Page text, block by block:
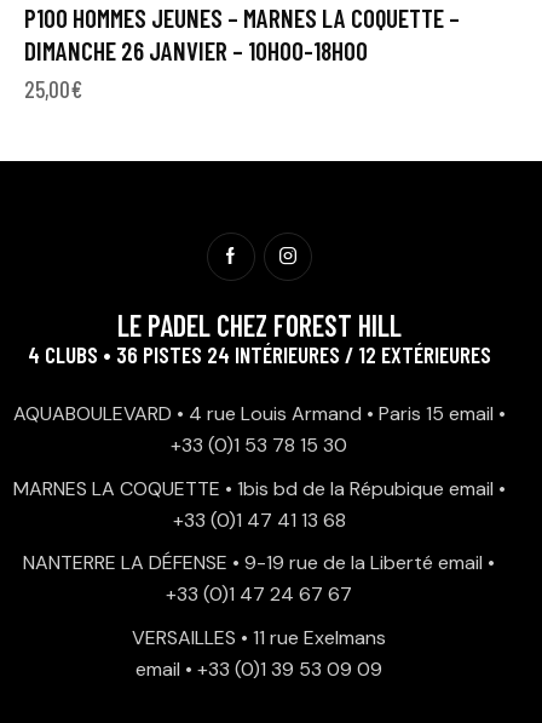
P100 HOMMES JEUNES – MARNES LA COQUETTE –
DIMANCHE 26 JANVIER – 10H00-18H00
25,00€
LE PADEL CHEZ FOREST HILL
4 CLUBS • 36 PISTES 24 INTÉRIEURES / 12 EXTÉRIEURES
AQUABOULEVARD • 4 rue Louis Armand • Paris 15 email •
+33 (0)1 53 78 15 30
MARNES LA COQUETTE • 1bis bd de la Répubique email •
+33 (0)1 47 41 13 68
NANTERRE LA DÉFENSE • 9-19 rue de la Liberté email •
+33 (0)1 47 24 67 67
VERSAILLES • 11 rue Exelmans
email • +33 (0)1 39 53 09 09